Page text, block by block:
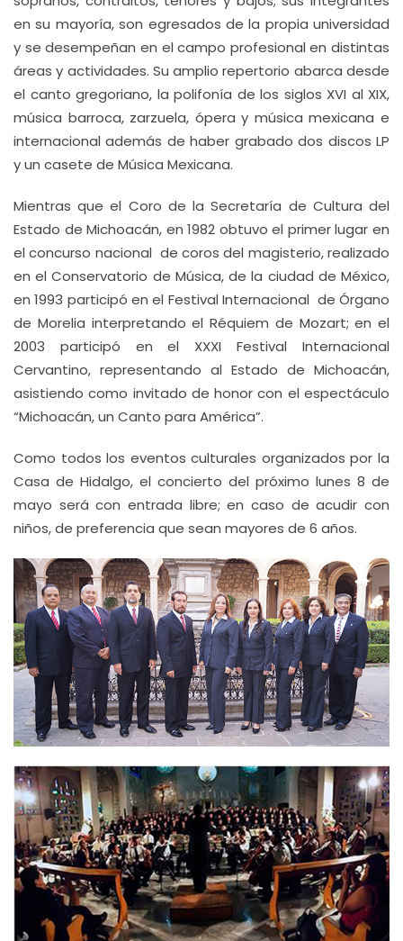
en su mayoría, son egresados de la propia universidad
y se desempeñan en el campo profesional en distintas
áreas y actividades. Su amplio repertorio abarca desde
el canto gregoriano, la polifonía de los siglos XVI al XIX,
música barroca, zarzuela, ópera y música mexicana e
internacional además de haber grabado dos discos LP
y un casete de Música Mexicana.
Mientras que el Coro de la Secretaría de Cultura del
Estado de Michoacán, en 1982 obtuvo el primer lugar en
el concurso nacional de coros del magisterio, realizado
en el Conservatorio de Música, de la ciudad de México,
en 1993 participó en el Festival Internacional de Órgano
de Morelia interpretando el Réquiem de Mozart; en el
2003 participó en el XXXI Festival Internacional
Cervantino, representando al Estado de Michoacán,
asistiendo como invitado de honor con el espectáculo
“Michoacán, un Canto para América”.
Como todos los eventos culturales organizados por la
Casa de Hidalgo, el concierto del próximo lunes 8 de
mayo será con entrada libre; en caso de acudir con
niños, de preferencia que sean mayores de 6 años.